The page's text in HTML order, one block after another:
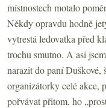
místnostech motalo
Někdy opravdu hodně
vytrestá ledovatka před
trochu smutno. A asi
narazit do paní
organizátorky celé akce,
pořvávat přitom, ho